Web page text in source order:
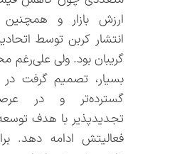
ارزش بازار و
انتشار کربن توسط
گریبان بود. ولی علی‌رغم
بسیار، تصمیم گرفت
گسترده‌تر و در
تجدیدپذیر با هدف توسعه
فعالیتش ادامه دهد.